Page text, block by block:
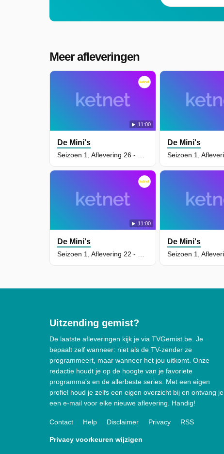
Meer afleveringen
11:00
De Mini's De Mini's
11:00
De Mini's De Mini's
Uitzending gemist?
De laatste afleveringen kijk je via TVGemist.be. Je
bepaalt zelf wanneer: niet als de TV-zender ze
programmeert, maar wanneer het jou uitkomt. Onze
redactie houdt je op de hoogte van je favoriete
programma's en de allerbeste series. Met een eigen
profiel houd je zelfs een eigen overzicht bij en ontvang je
een e-mail voor elke nieuwe aflevering. Handig!
Contact Help Disclaimer Privacy RSS
Privacy voorkeuren wijzigen